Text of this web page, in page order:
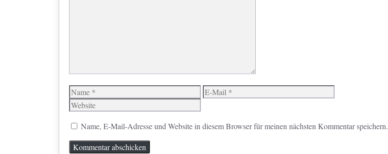
Name
E-
Name, E-Mail-Adresse und Website in diesem Browser für meinen nächsten Kommentar speichern.